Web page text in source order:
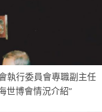
執行委員會專職副主任
世博會情況介紹”